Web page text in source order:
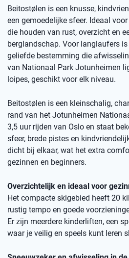
Beitostølen is een knusse,
een gemoedelijke sfeer. Ideaal
die houden van rust, overzicht en
berglandschap. Voor langlaufers
geliefde bestemming die
van Nationaal Park Jotunheimen
loipes, geschikt voor elk niveau.
Beitostølen is een kleinschalig,
rand van het Jotunheimen
3,5 uur rijden van Oslo en staat
sfeer, brede pistes en
dicht bij elkaar, wat het extra
gezinnen en beginners.
Overzichtelijk en ideaal voor
Het compacte skigebied heeft 20
rustig tempo en goede
Er zijn meerdere kinderliften, een
waar je veilig en speels kunt leren